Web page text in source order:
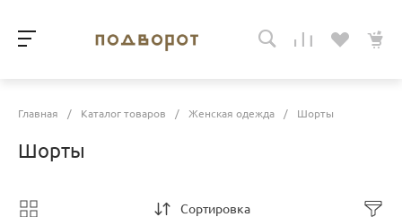
Главная / Каталог товаров / Женская одежда / Шорты
Шорты
Сортировка